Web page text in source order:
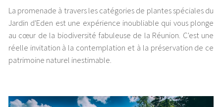
La promenade à travers les catégories de plantes spéciales du
Jardin d'Eden est une expérience inoubliable qui vous plonge
au cœur de la biodiversité fabuleuse de la Réunion. C'est une
réelle invitation à la contemplation et à la préservation de ce
patrimoine naturel inestimable.